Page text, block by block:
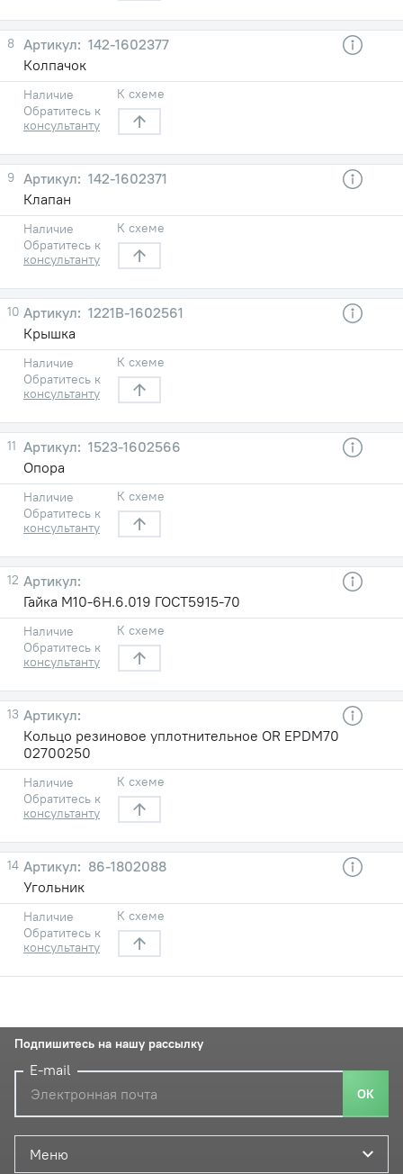
8
142-1602377
Колпачок
Наличие
Обратитесь к
консультанту
К схеме
9
142-1602371
Клапан
Наличие
Обратитесь к
консультанту
К схеме
10
1221В-1602561
Крышка
Наличие
Обратитесь к
консультанту
К схеме
11
1523-1602566
Опора
Наличие
Обратитесь к
консультанту
К схеме
12
Гайка М10-6Н.6.019 ГОСТ5915-70
Наличие
Обратитесь к
консультанту
К схеме
13
Кольцо резиновое уплотнительное OR EPDM70
02700250
Наличие
Обратитесь к
консультанту
К схеме
14
86-1802088
Угольник
Наличие
Обратитесь к
консультанту
К схеме
Меню
Подпишитесь на нашу рассылку
E-mail
ОК